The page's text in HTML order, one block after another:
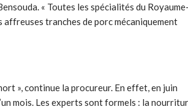
« Toutes les spécialités du Royaume-
affreuses tranches de porc mécaniquement
», continue la procureur. En effet, en juin
mois. Les experts sont formels : la